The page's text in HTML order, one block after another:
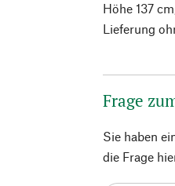
Höhe 137
Lieferung
Frage
Sie haben
die Frage